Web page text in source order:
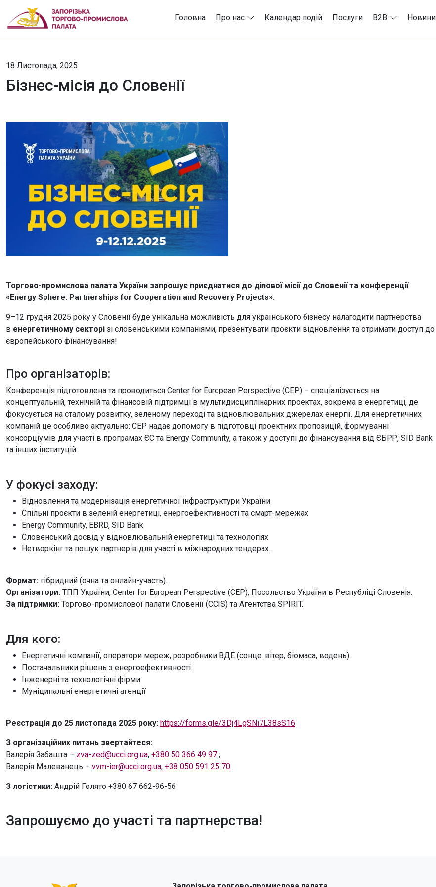
Головна Про нас Календар подій Послуги B2B Новини
18 Листопада, 2025
Бізнес-місія до Словенії
Торгово-промислова палата України запрошує приєднатися до ділової місії до Словенії та конференції
«Energy Sphere: Partnerships for Cooperation and Recovery Projects».
9–12 грудня 2025 року у Словенії буде унікальна можливість для українського бізнесу налагодити партнерства
в енергетичному секторі зі словенськими компаніями, презентувати проєкти відновлення та отримати доступ до
європейського фінансування!
Про організаторів:
Конференція підготовлена та проводиться Center for European Perspective (CEP) – спеціалізується на
концептуальній, технічній та фінансовій підтримці в мультидисциплінарних проектах, зокрема в енергетиці, де
фокусується на сталому розвитку, зеленому переході та відновлювальних джерелах енергії. Для енергетичних
компаній це особливо актуально: CEP надає допомогу в підготовці проектних пропозицій, формуванні
консорціумів для участі в програмах ЄС та Energy Community, а також у доступі до фінансування від ЄБРР, SID Bank
та інших інституцій.
У фокусі заходу:
Відновлення та модернізація енергетичної інфраструктури України
Спільні проєкти в зеленій енергетиці, енергоефективності та смарт-мережах
Energy Community, EBRD, SID Bank
Словенський досвід у відновлювальній енергетиці та технологіях
Нетворкінг та пошук партнерів для участі в міжнародних тендерах.
Формат: гібридний (очна та онлайн-участь).
Організатори: ТПП України, Center for European Perspective (CEP), Посольство України в Республіці Словенія.
За підтримки: Торгово-промислової палати Словенії (CCIS) та Агентства SPIRIT.
Для кого:
Енергетичні компанії, оператори мереж, розробники ВДЕ (сонце, вітер, біомаса, водень)
Постачальники рішень з енергоефективності
Інженерні та технологічні фірми
Муніципальні енергетичні агенції
Реєстрація до 25 листопада 2025 року: https://forms.gle/3Dj4LgSNi7L38sS16
З організаційних питань звертайтеся:
Валерія Забашта – zva-zed@ucci.org.ua, +380 50 366 49 97 ;
Валерія Малеванець – vvm-ier@ucci.org.ua, +38 050 591 25 70
З логістики: Андрій Голято +380 67 662-96-56
Запрошуємо до участі та партнерства!